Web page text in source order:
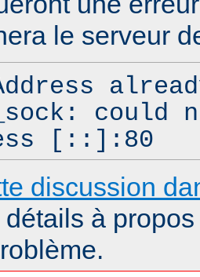
le serveur
could
[::]:80
discussion
détails à